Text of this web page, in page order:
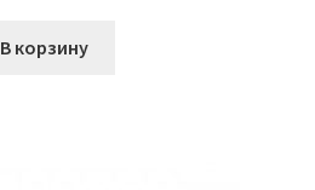
В корзину